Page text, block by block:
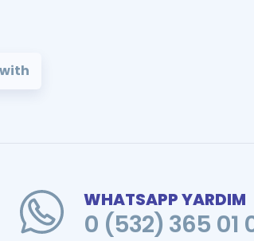
WHATSAPP YARDIM
0 (532) 365 01